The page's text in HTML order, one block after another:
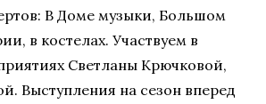
В Доме музыки, Большом
в костелах. Участвуем в
Светланы Крючковой,
Выступления на сезон вперед